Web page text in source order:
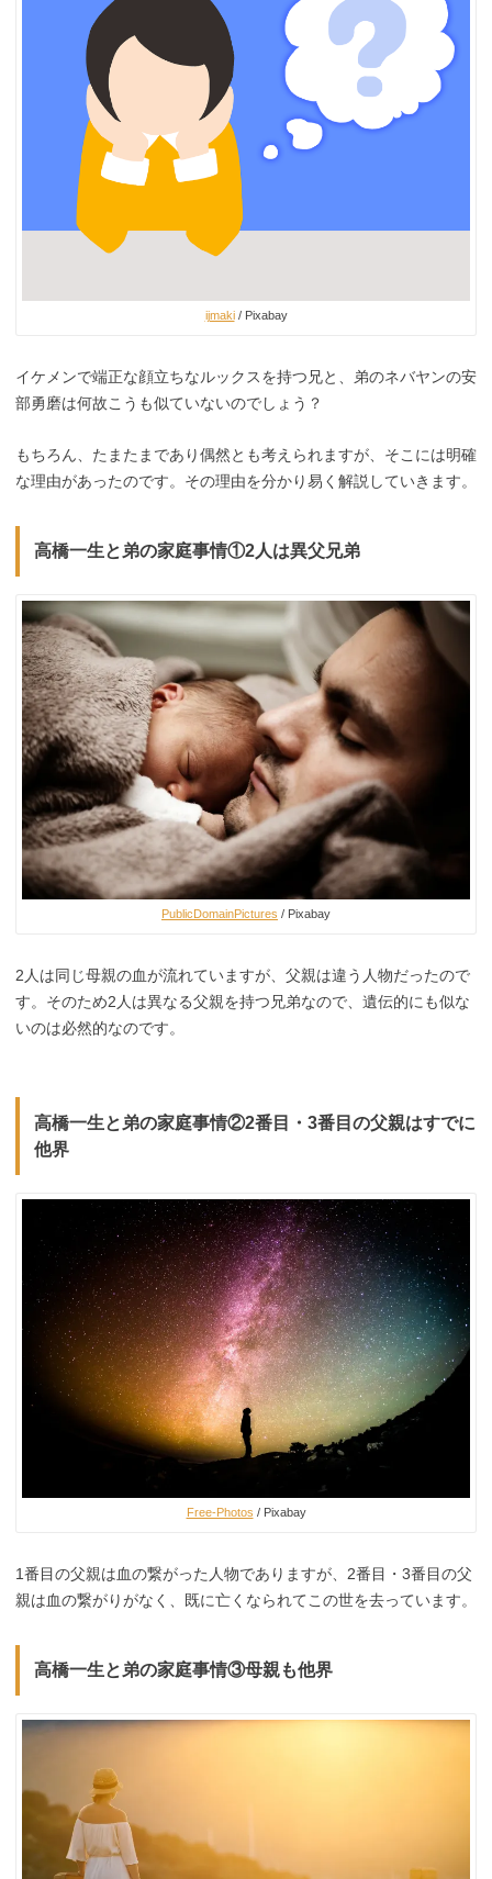
ijmaki/ Pixabay
イケメンで端正な顔立ちなルックスを持つ兄と、弟のネバヤンの安
部勇磨は何故こうも似ていないのでしょう？
もちろん、たまたまであり偶然とも考えられますが、そこには明確
な理由があったのです。その理由を分かり易く解説していきます。
高橋一生と弟の家庭事情①2人は異父兄弟
PublicDomainPictures / Pixabay
2人は同じ母親の血が流れていますが、父親は違う人物だったので
す。そのため2人は異なる父親を持つ兄弟なので、遺伝的にも似な
いのは必然的なのです。
高橋一生と弟の家庭事情②2番目・3番目の父親はすでに
他界
Free-Photos / Pixabay
1番目の父親は血の繋がった人物でありますが、2番目・3番目の父
親は血の繋がりがなく、既に亡くなられてこの世を去っています。
高橋一生と弟の家庭事情③母親も他界